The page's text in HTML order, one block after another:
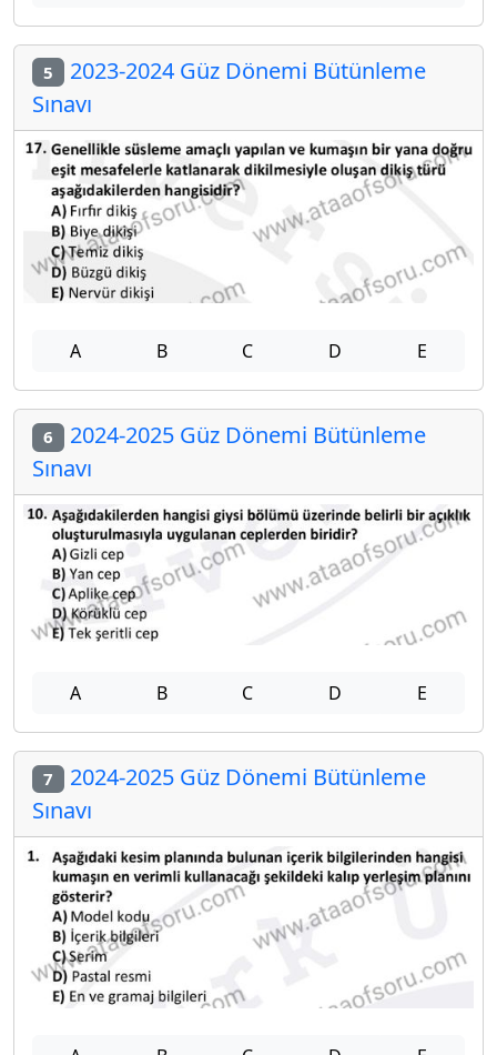
5 2023-2024 Güz Dönemi Bütünleme
Sınavı
A B C D E
6 2024-2025 Güz Dönemi Bütünleme
Sınavı
A B C D E
7 2024-2025 Güz Dönemi Bütünleme
Sınavı